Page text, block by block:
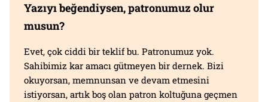
Yazıyı beğendiysen, patronumuz olur
musun?
Evet, çok ciddi bir teklif bu. Patronumuz yok.
Sahibimiz kar amacı gütmeyen bir dernek. Bizi
okuyorsan, memnunsan ve devam etmesini
istiyorsan, artık boş olan patron koltuğuna geçmen